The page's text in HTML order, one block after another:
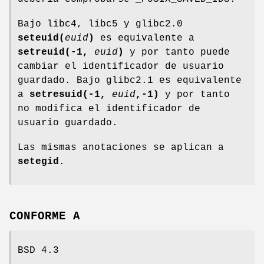
Bajo libc4, libc5 y glibc2.0
seteuid( euid)
es equivalente a
setreuid(-1,
euid)
y por tanto puede
cambiar el identificador de usuario
guardado. Bajo glibc2.1 es equivalente
a setresuid(-1, euid,-1)
y por tanto
no modifica el identificador de
usuario guardado.
Las mismas anotaciones se aplican a
setegid .
CONFORME A
BSD 4.3